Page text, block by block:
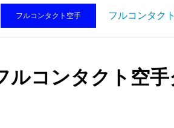
フルコンタクト空手 フルコンタク
ルコンタクト空手